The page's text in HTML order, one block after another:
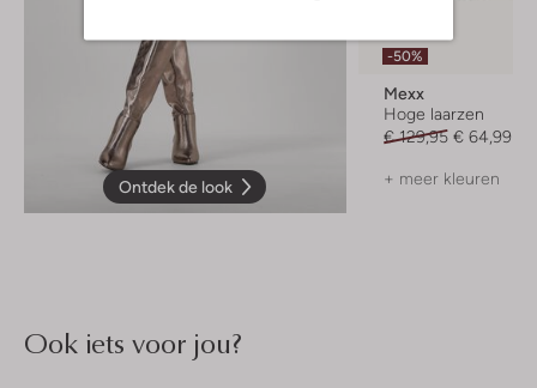
Ontdek de look
-50%
Mexx
Hoge laarzen
€ 129,95 € 64,99
+ meer kleuren
Ook iets voor jou?